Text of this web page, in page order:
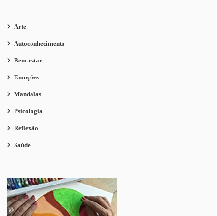
Arte
Autoconhecimento
Bem-estar
Emoções
Mandalas
Psicologia
Reflexão
Saúde